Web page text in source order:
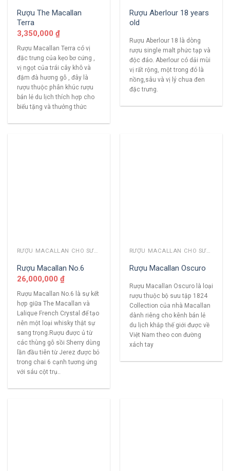
Rượu The Macallan
Terra
3,350,000 ₫
Rượu Macallan Terra có vị
đặc trưng của kẹo bơ cứng ,
vị ngọt của trái cây khô và
đậm đà hương gỗ , đây là
rượu thuộc phân khúc rượu
bán lẻ du lịch thích hợp cho
biếu tặng và thưởng thức
Rượu Aberlour 18 years
old
Rượu Aberlour 18 là dòng
rượu single malt phức tạp và
độc đáo. Aberlour có dải mùi
vị rất rộng, một trong đó là
nồng,sâu và vị lý chua đen
đặc trưng.
RƯỢU MACALLAN CHO SƯU TẦM
Rượu Macallan No.6
26,000,000 ₫
Rượu Macallan No.6 là sự kết
hợp giữa The Macallan và
Lalique French Crystal để tạo
nên một loại whisky thật sự
sang trọng.Rượu được ủ từ
các thùng gỗ sồi Sherry dùng
lần đầu tiên từ Jerez được bỏ
trong chai 6 cạnh tương ứng
với sáu cột trụ..
RƯỢU MACALLAN CHO SƯU TẦM
Rượu Macallan Oscuro
Rượu Macallan Oscuro là loại
rượu thuộc bộ sưu tập 1824
Collection của nhà Macallan
dành riêng cho kênh bán lẻ
du lịch khắp thế giới được về
Việt Nam theo con đường
xách tay